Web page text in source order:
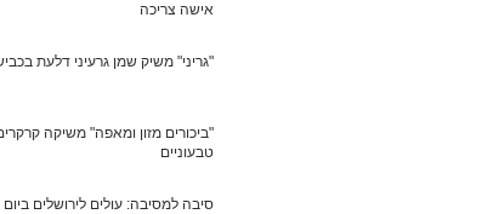
אישה צריכה
"גריני" משיק שמן גרעיני דלעת
"ביכורים מזון ומאפה" משיקה
טבעוניים
סיבה למסיבה: עולים לירושלים ביום